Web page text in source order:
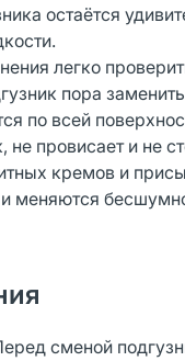
остаётся
легко
пора
по всей
не провисает и не
кремов и
меняются
сменой